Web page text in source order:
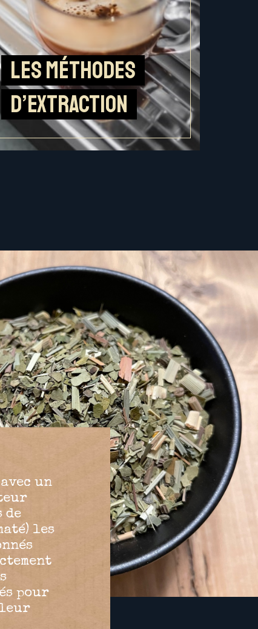
Les méthodes
d’extraction
un
de
les
pour